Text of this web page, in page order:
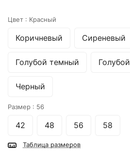
Цвет : Красный
Коричневый Сиреневый
Голубой темный Голубой
Черный
Размер : 56
42 48 56 58
Таблица размеров